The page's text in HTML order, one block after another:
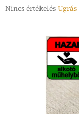
A
Nincs értékelés